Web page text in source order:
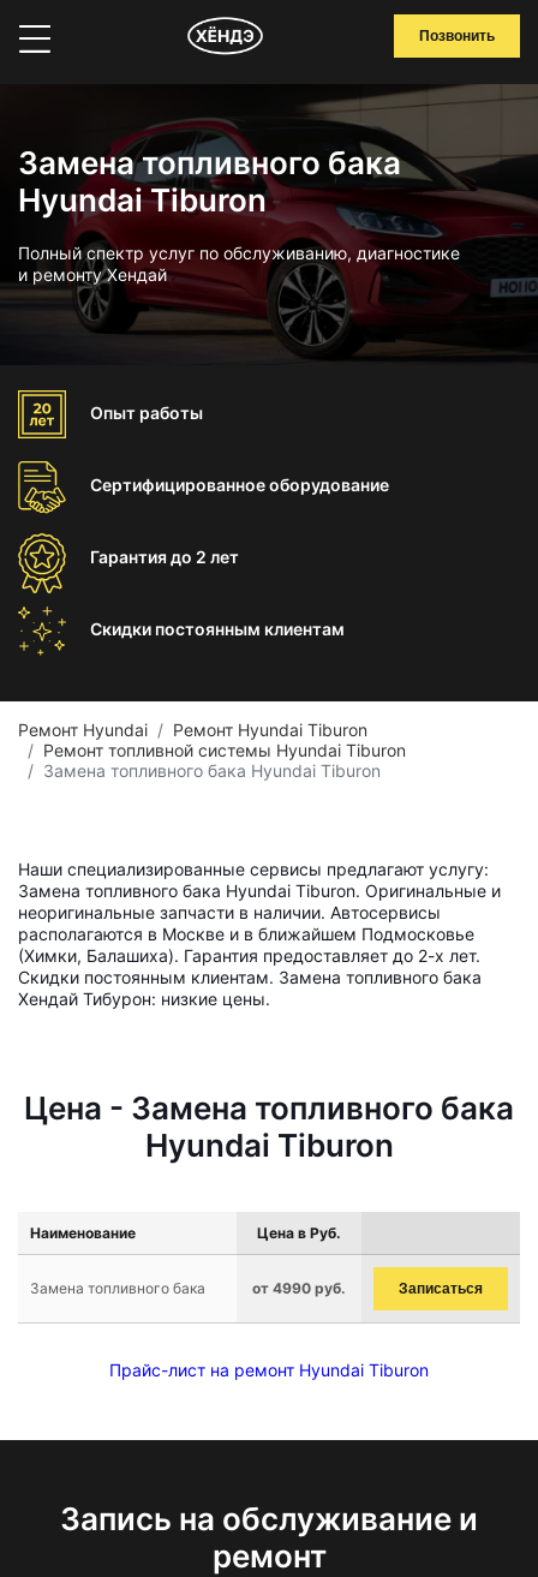
Позвонить
Замена топливного бака
Hyundai Tiburon
Полный спектр услуг по обслуживанию, диагностике
и ремонту Хендай
Опыт работы
Сертифицированноеоборудование
Гарантиядо 2 лет
Скидки постоянным клиентам
Ремонт Hyundai
Ремонт Hyundai Tiburon
Ремонт топливной системы Hyundai Tiburon
Замена топливного бака Hyundai Tiburon
Наши специализированные сервисы предлагают услугу:
Замена топливного бака Hyundai Tiburon. Оригинальные и
неоригинальные запчасти в наличии. Автосервисы
располагаются в Москве и в ближайшем Подмосковье
(Химки, Балашиха). Гарантия предоставляет до 2-х лет.
Скидки постоянным клиентам. Замена топливного бака
Хендай Тибурон: низкие цены.
Цена - Замена топливного бака
Hyundai Tiburon
Наименование Цена в Руб.
Замена топливного бака от 4990 руб. Записаться
Прайс-лист на ремонт Hyundai Tiburon
Запись на обслуживание и
ремонт